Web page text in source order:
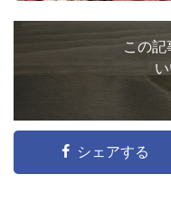
この記
シェアする